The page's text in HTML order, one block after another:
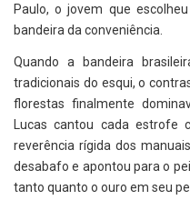
Paulo, o jovem que
bandeira da conveniência.
Quando a bandeira
tradicionais do esqui, o
florestas finalmente
Lucas cantou cada
reverência rígida dos
desabafo e apontou para o
tanto quanto o ouro em seu